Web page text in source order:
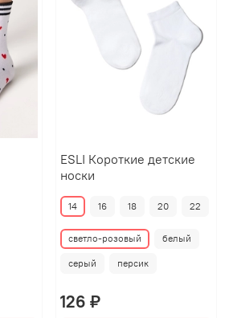
ESLI Короткие детские
носки
14 16 18 20 22
светло-розовый белый
серый персик
126 ₽